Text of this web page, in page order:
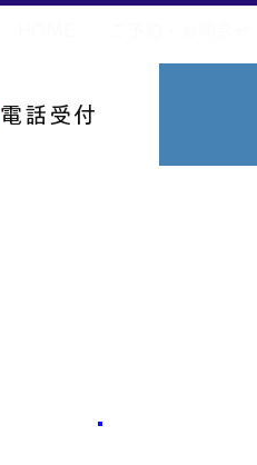
電話受付